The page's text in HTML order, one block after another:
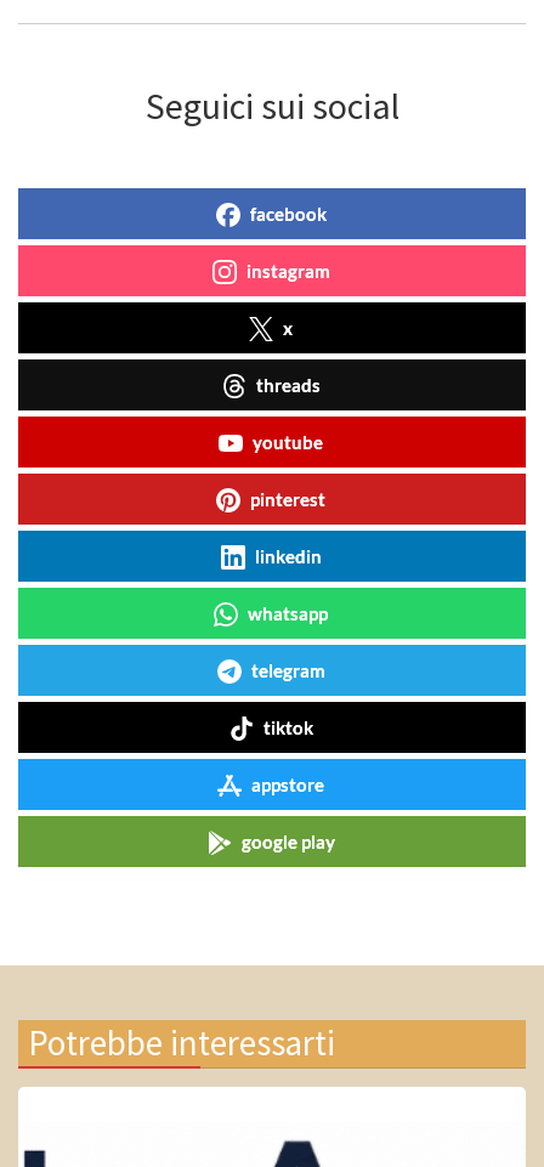
Seguici sui social
facebook
instagram
x
threads
youtube
pinterest
linkedin
whatsapp
telegram
tiktok
appstore
google play
Potrebbe interessarti